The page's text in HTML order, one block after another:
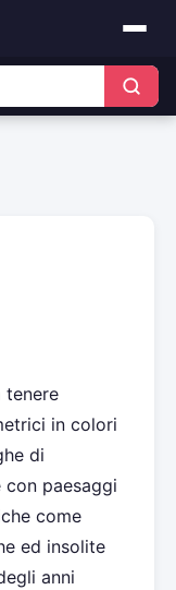
tenere
in colori
di
paesaggi
come
ed insolite
anni